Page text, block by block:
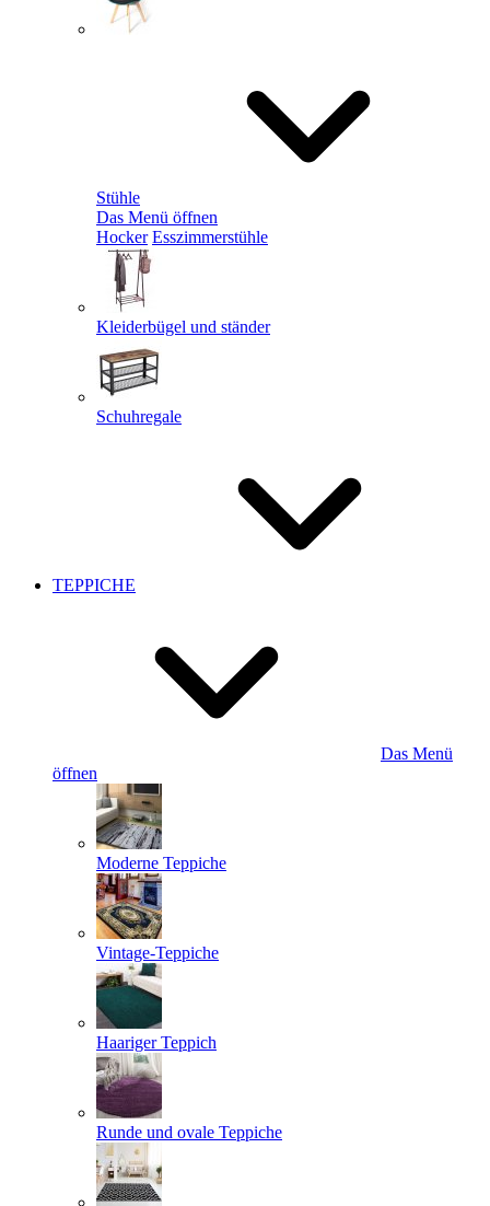
Stühle
Das Menü öffnen
Hocker Esszimmerstühle
Kleiderbügel und ständer
Schuhregale
TEPPICHE
Das Menü
öffnen
Moderne Teppiche
Vintage-Teppiche
Haariger Teppich
Runde und ovale Teppiche